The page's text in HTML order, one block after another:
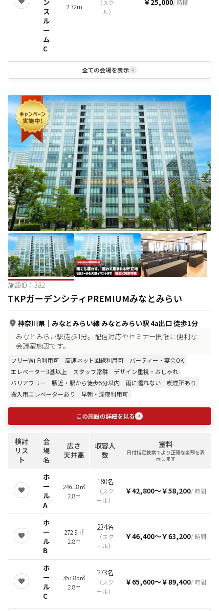
ン
ス
ル
ー
ム
C
2.72m
（スク
ール）
￥25,000/ 時間
全ての会場を表示
施設ID： 382
TKPガーデンシティPREMIUMみなとみらい
神奈川県 ｜ みなとみらい線 みなとみらい駅 4a出口 徒歩1分
みなとみらい駅徒歩1分。配信対応やセミナー開催に便利な
会議室施設です。
フリーWi-Fi利用可 高速ネット回線利用可
パーティー・宴会OK
エレベーター3基以上
スタッフ常駐
デザイン重視・おしゃれ
バリアフリー
駅近・駅から徒歩5分以内 雨に濡れない
喫煙所あり
搬入用エレベーターあり
早朝・深夜利用可
この施設の詳細を見る
検討
リス
ト
会
場
名
広さ
天井高
収容人
数
室料
日付指定検索でより正確な金額を表
示します
ホ
ー
ル
A
246.18㎡
2.8m
180名
（スク
ール）
￥42,800〜￥58,200/ 時間
ホ
ー
ル
B
272.9㎡
2.8m
234名
（スク
ール）
￥46,400〜￥63,200/ 時間
ホ
ー
ル
C
357.85㎡
2.8m
273名
（スク
ール）
￥65,600〜￥89,400/ 時間